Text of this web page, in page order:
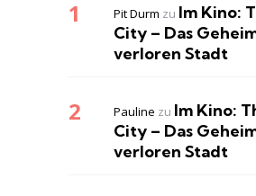
Pit Durm zu Im Kino:
City – Das
verloren Stadt
Pauline zu Im Kino:
City – Das
verloren Stadt